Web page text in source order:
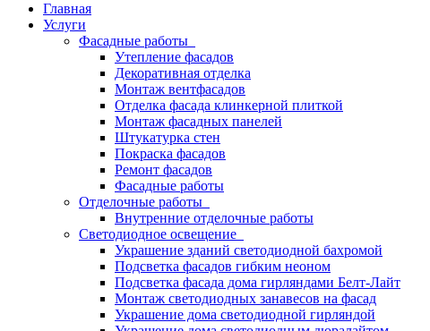
Главная
Услуги
Фасадные работы
Утепление фасадов
Декоративная отделка
Монтаж вентфасадов
Отделка фасада клинкерной плиткой
Монтаж фасадных панелей
Штукатурка стен
Покраска фасадов
Ремонт фасадов
Фасадные работы
Отделочные работы
Внутренние отделочные работы
Светодиодное освещение
Украшение зданий светодиодной бахромой
Подсветка фасадов гибким неоном
Подсветка фасада дома гирляндами Белт-Лайт
Монтаж светодиодных занавесов на фасад
Украшение дома светодиодной гирляндой